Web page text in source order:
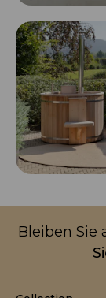
Bleiben Sie